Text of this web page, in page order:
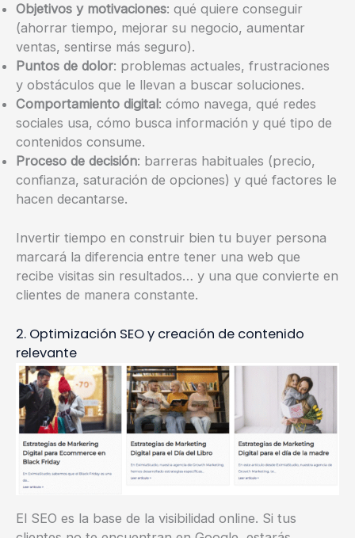
Objetivos y motivaciones: qué quiere conseguir
(ahorrar tiempo, mejorar su negocio, aumentar
ventas, sentirse más seguro).
Puntos de dolor: problemas actuales, frustraciones
y obstáculos que le llevan a buscar soluciones.
Comportamiento digital: cómo navega, qué redes
sociales usa, cómo busca información y qué tipo de
contenidos consume.
Proceso de decisión: barreras habituales (precio,
confianza, saturación de opciones) y qué factores le
hacen decantarse.
Invertir tiempo en construir bien tu buyer persona
marcará la diferencia entre tener una web que
recibe visitas sin resultados… y una que convierte en
clientes de manera constante.
2. Optimización SEO y creación de contenido
relevante
El SEO es la base de la visibilidad online. Si tus